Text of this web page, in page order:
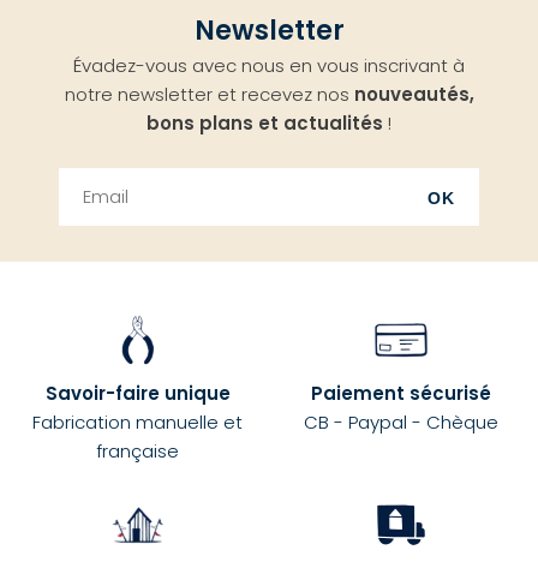
Newsletter
Évadez-vous avec nous en vous inscrivant à
notre newsletter et recevez nos nouveautés,
bons plans et actualités !
OK
Savoir-faire unique
Fabrication manuelle et
française
Paiement sécurisé
CB - Paypal - Chèque